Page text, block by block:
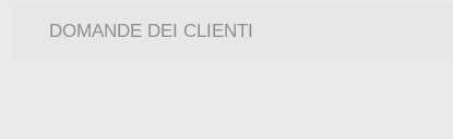
DOMANDE DEI CLIENTI